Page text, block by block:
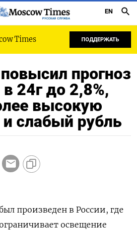
РУССКАЯ СЛУЖБА
EN
Times ПОДДЕРЖАТЬ
прогноз
24г до 2,8%,
высокую
слабый рубль
произведен в России, где
освещение